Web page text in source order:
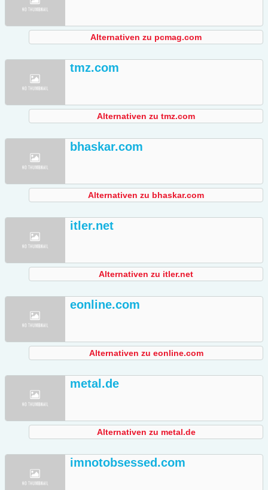
Alternativen zu pcmag.com
tmz.com
Alternativen zu tmz.com
bhaskar.com
Alternativen zu bhaskar.com
itler.net
Alternativen zu itler.net
eonline.com
Alternativen zu eonline.com
metal.de
Alternativen zu metal.de
imnotobsessed.com